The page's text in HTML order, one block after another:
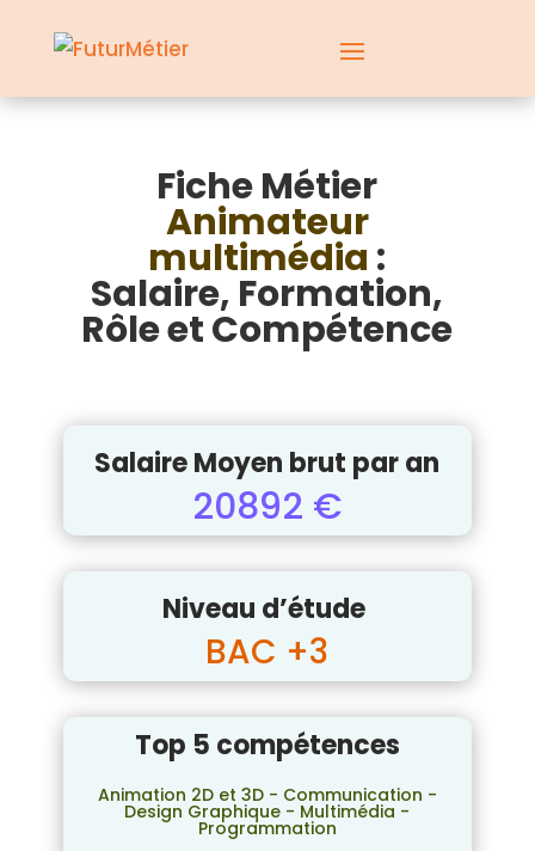
Fiche Métier
Animateur
multimédia :
Salaire, Formation,
Rôle et Compétence
Salaire Moyen brut par an
20892 €
Niveau d’étude
BAC +3
Top 5 compétences
Animation 2D et 3D - Communication -
Design Graphique - Multimédia -
Programmation